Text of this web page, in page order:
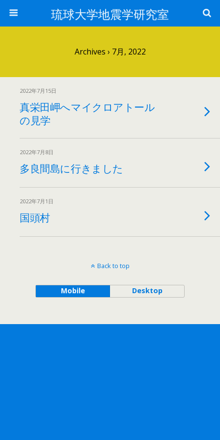
琉球大学地震学研究室
Archives › 7月, 2022
2022年7月15日
真栄田岬へマイクロアトール
の見学
2022年7月8日
多良間島に行きました
2022年7月1日
国頭村
Back to top
Mobile Desktop